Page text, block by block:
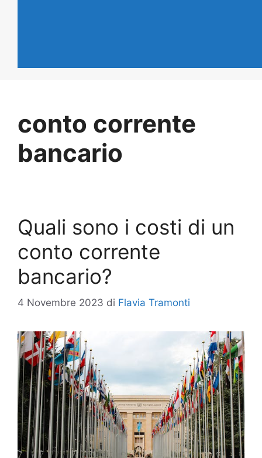
conto corrente
bancario
Quali sono i costi di un
conto corrente
bancario?
4 Novembre 2023 di Flavia Tramonti